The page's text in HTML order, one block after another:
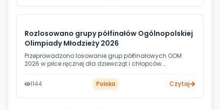
Rozlosowano grupy półfinałów Ogólnopolskiej
Olimpiady Młodzieży 2026
Przeprowadzono losowanie grup półfinałowych OOM
2026 w piłce ręcznej dla dziewcząt i chłopców.
przygotowań męskiej kadry narodowej do EHF EURO
2026, a losów szesnastu wojewódzkich drużyn dokonali
1144 Polska Czytaj